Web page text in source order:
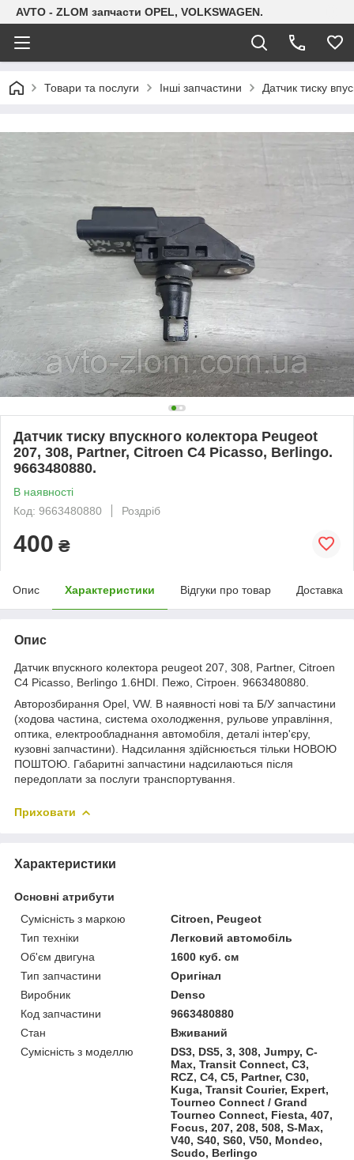
AVTO - ZLOM запчасти OPEL, VOLKSWAGEN.
Товари та послуги Інші запчастини Датчик тиску
Датчик тиску впускного колектора Peugeot
207, 308, Partner, Citroen C4 Picasso, Berlingo.
9663480880.
В наявності
Код: 9663480880
Роздріб
400 ₴
Опис Характеристики Відгуки про товар Доставка
Опис
Датчик впускного колектора peugeot 207, 308, Partner, Citroen
C4 Picasso, Berlingo 1.6HDI. Пежо, Сітроен. 9663480880.
Авторозбирання Opel, VW. В наявності нові та Б/У запчастини
(ходова частина, система охолодження, рульове управління,
оптика, електрообладнання автомобіля, деталі інтер'єру,
кузовні запчастини). Надсилання здійснюється тільки НОВОЮ
ПОШТОЮ. Габаритні запчастини надсилаються після
передоплати за послуги транспортування.
Приховати
Характеристики
Основні атрибути
Сумісність з маркою
Citroen, Peugeot
Тип техніки
Легковий автомобіль
Об'єм двигуна
1600 куб. см
Тип запчастини
Оригінал
Виробник
Denso
Код запчастини
9663480880
Стан
Вживаний
Сумісність з моделлю
DS3, DS5, 3, 308, Jumpy, C-
Max, Transit Connect, C3,
RCZ, C4, C5, Partner, C30,
Kuga, Transit Courier, Expert,
Tourneo Connect / Grand
Tourneo Connect, Fiesta, 407,
Focus, 207, 208, 508, S-Max,
V40, S40, S60, V50, Mondeo,
Scudo, Berlingo